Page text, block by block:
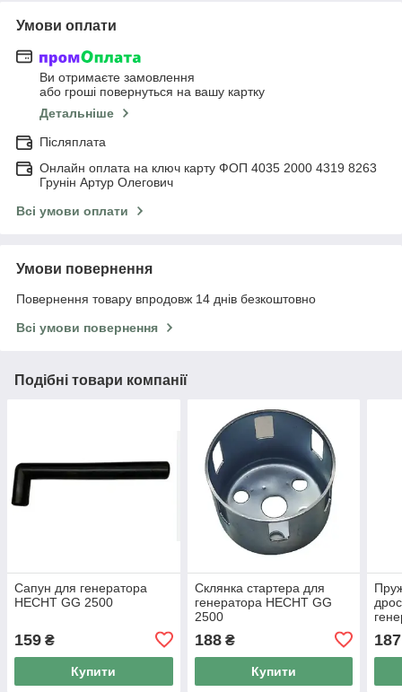
Умови оплати
Ви отримаєте замовлення
або гроші повернуться на вашу картку
Детальніше
Післяплата
Онлайн оплата на ключ карту ФОП 4035 2000 4319 8263
Грунін Артур Олегович
Всі умови оплати
Умови повернення
Повернення товару впродовж 14 днів безкоштовно
Всі умови повернення
Подібні товари компанії
Сапун для генератора
HECHT GG 2500
159 ₴
Купити
Склянка стартера для
генератора HECHT GG
2500
188₴
Купити
187